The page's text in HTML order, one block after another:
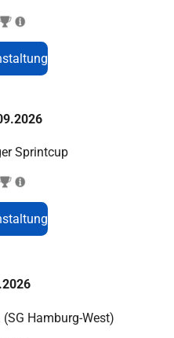
Sprintcup
Hamburg-West)